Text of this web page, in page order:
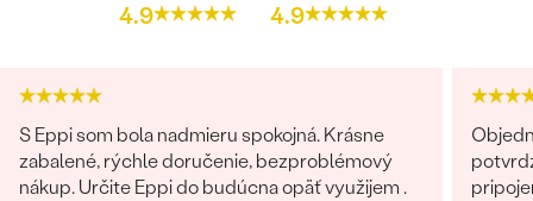
4.9 4.9
S Eppi som bola nadmieru spokojná. Krásne
zabalené, rýchle doručenie, bezproblémový
nákup. Určite Eppi do budúcna opäť využijem .